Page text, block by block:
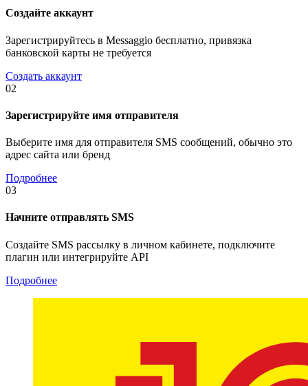
Создайте аккаунт
Зарегистрируйтесь в Messaggio бесплатно, привязка
банковской карты не требуется
Создать аккаунт
02
Зарегистрируйте имя отправителя
Выберите имя для отправителя SMS сообщений, обычно это
адрес сайта или бренд
Подробнее
03
Начните отправлять SMS
Создайте SMS рассылку в личном кабинете, подключите
плагин или интегрируйте API
Подробнее